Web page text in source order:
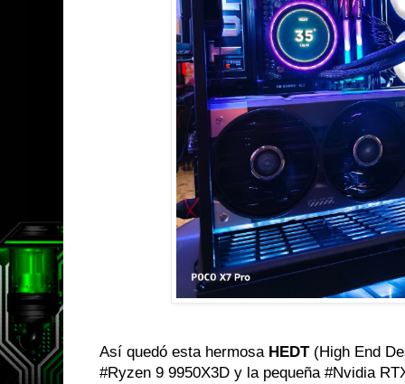
Así quedó esta hermosa HEDT(High End
#Ryzen 9 9950X3D y la pequeña #Nvidia